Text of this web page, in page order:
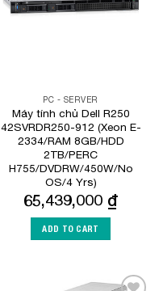
PC - SERVER
Máy tính chủ Dell R250
42SVRDR250-912 (Xeon E-
2334/RAM 8GB/HDD
2TB/PERC
H755/DVDRW/450W/No
OS/4 Yrs)
65,439,000 ₫
ADD TO CART